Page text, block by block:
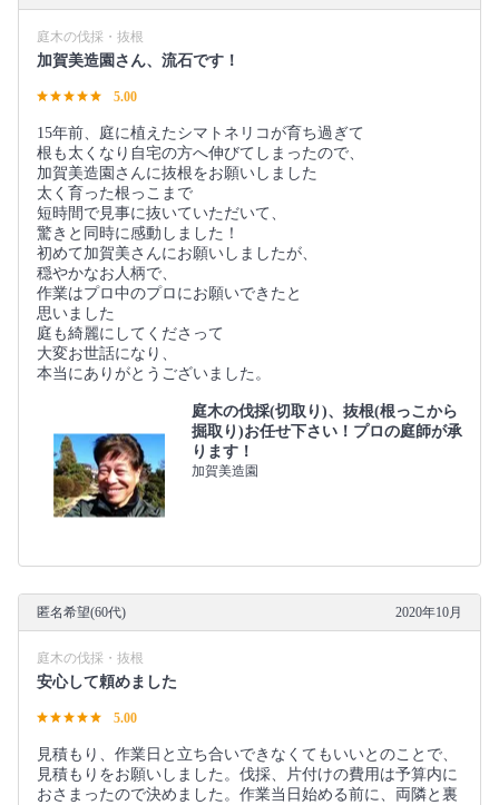
庭木の伐採・抜根
加賀美造園さん、流石です！
5.00
15年前、庭に植えたシマトネリコが育ち過ぎて
根も太くなり自宅の方へ伸びてしまったので、
加賀美造園さんに抜根をお願いしました
太く育った根っこまで
短時間で見事に抜いていただいて、
驚きと同時に感動しました！
初めて加賀美さんにお願いしましたが、
穏やかなお人柄で、
作業はプロ中のプロにお願いできたと
思いました
庭も綺麗にしてくださって
大変お世話になり、
本当にありがとうございました。
庭木の伐採(切取り)、抜根(根っこから
掘取り)お任せ下さい！プロの庭師が承
ります！
加賀美造園
匿名希望(60代) 2020年10月
庭木の伐採・抜根
安心して頼めました
5.00
見積もり、作業日と立ち合いできなくてもいいとのことで、
見積もりをお願いしました。伐採、片付けの費用は予算内に
おさまったので決めました。作業当日始める前に、両隣と裏